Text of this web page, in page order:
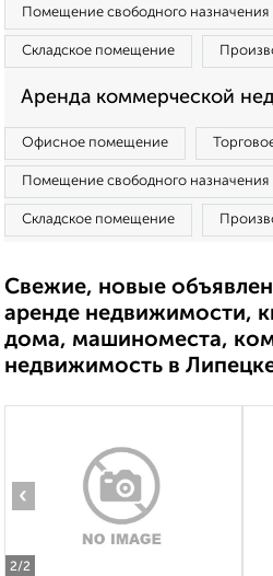
Помещение свободного назначения
Складское помещение
Аренда коммерческой
Офисное помещение
Помещение свободного назначения
Складское помещение
Свежие, новые
аренде недвижимости,
дома, машиноместа,
недвижимость в
2/2
‹